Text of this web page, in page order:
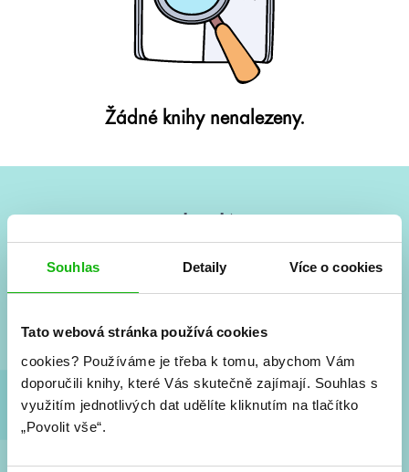
Souhlas Detaily Více o cookies
Tato webová stránka používá cookies
cookies? Používáme je třeba k tomu, abychom Vám
doporučili knihy, které Vás skutečně zajímají. Souhlas s
využitím jednotlivých dat udělíte kliknutím na tlačítko
„Povolit vše“.
Žádné knihy nenalezeny.
Vše kolem #youngadult každý měsíc rovnou do mailu!
a seriálové adaptace a další.